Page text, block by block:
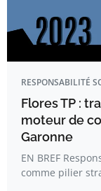
RESPONSABILITÉ
Flores TP :
moteur de
Garonne
EN BREF
comme pilier